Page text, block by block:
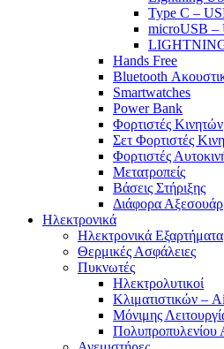
Type C –
microUSB –
Hands Free
Bluetooth
Smartwatches
Power Bank
Φορτιστές Κινητών
Σετ Φορτιστές
Φορτιστές
Μετατροπείς
Βάσεις Στήριξης
Διάφορα Αξεσουάρ
Ηλεκτρονικά
Ηλεκτρονικά Εξαρτήματα
Θερμικές Ασφάλειες
Πυκνωτές
Ηλεκτρολυτικοί
Κλιματιστικών –
Μόνιμης
Πολυπροπυλενίου